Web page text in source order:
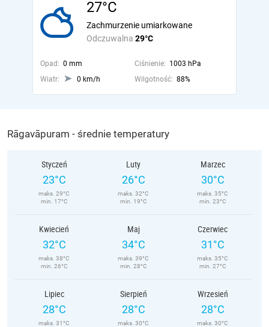
27°C
Odczuwalna 29°C
Zachmurzenie umiarkowane
Opad: 0 mm Ciśnienie: 1003 hPa
Wiatr:
0 km/h Wilgotność: 88%
Rāgavāpuram - średnie temperatury
Styczeń
23°C
maks. 29°C
min. 17°C
Luty
26°C
maks. 32°C
min. 19°C
Marzec
30°C
maks. 35°C
min. 23°C
Kwiecień
32°C
maks. 38°C
min. 26°C
Maj
34°C
maks. 39°C
min. 28°C
Czerwiec
31°C
maks. 35°C
min. 27°C
Lipiec
28°C
maks. 31°C
Sierpień
28°C
maks. 30°C
Wrzesień
28°C
maks. 30°C